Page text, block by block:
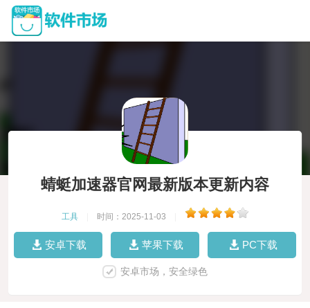
蜻蜓加速器官网最新版本更新内容
工具 时间：2025-11-03
安卓下载 苹果下载 PC下载
安卓市场，安全绿色